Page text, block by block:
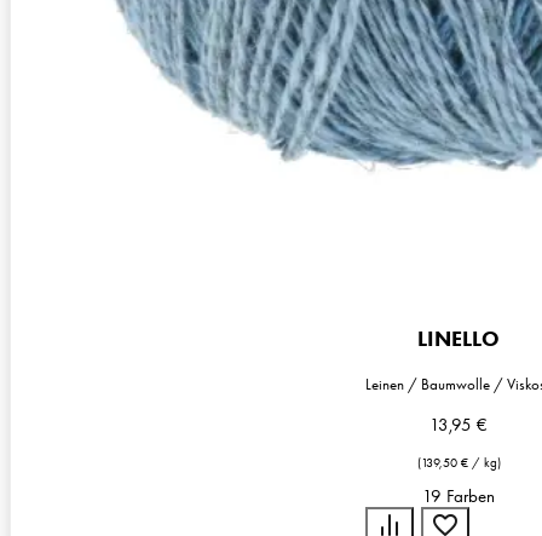
LINELLO
Leinen / Baumwolle /
13,95 €
(139,50 €/ kg)
19 Farben